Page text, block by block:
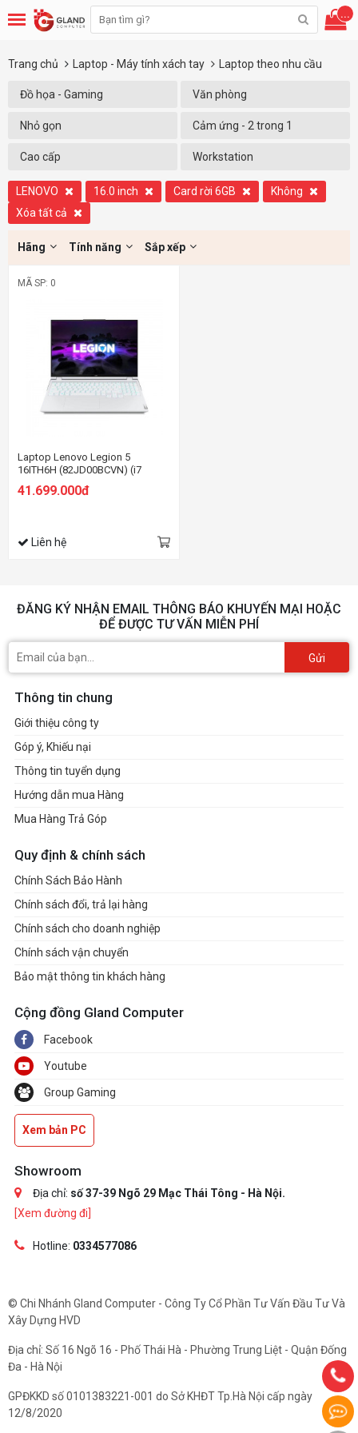
...
Trang chủ Laptop - Máy tính xách tay Laptop theo nhu cầu
Đồ họa - Gaming Văn phòng
Nhỏ gọn Cảm ứng - 2 trong 1
Cao cấp Workstation
LENOVO 16.0 inch Card rời 6GB
Không
Xóa tất cả
Hãng Tính năng Sắp xếp
MÃ SP: 0
Laptop Lenovo Legion 5
16ITH6H (82JD00BCVN) (i7
SSD/16 WQXGA 165hz/RTX3060
41.699.000đ
Liên hệ
ĐĂNG KÝ NHẬN EMAIL THÔNG BÁO KHUYẾN MẠI HOẶC
ĐỂ ĐƯỢC TƯ VẤN MIỄN PHÍ
Gửi
Thông tin chung
Giới thiệu công ty
Góp ý, Khiếu nại
Thông tin tuyển dụng
Hướng dẫn mua Hàng
Mua Hàng Trả Góp
Quy định & chính sách
Chính Sách Bảo Hành
Chính sách đổi, trả lại hàng
Chính sách cho doanh nghiệp
Chính sách vận chuyển
Bảo mật thông tin khách hàng
Cộng đồng Gland Computer
Facebook
Youtube
Group Gaming
Xem bản PC
Showroom
Địa chỉ: số 37-39 Ngõ 29 Mạc Thái Tông - Hà Nội.
[Xem đường đi]
Hotline: 0334577086
© Chi Nhánh Gland Computer - Công Ty Cổ Phần Tư Vấn Đầu Tư Và
Xây Dựng HVD
Địa chỉ: Số 16 Ngõ 16 - Phố Thái Hà - Phường Trung Liệt - Quận Đống
Đa - Hà Nội
GPĐKKD số 0101383221-001 do Sở KHĐT Tp.Hà Nội cấp ngày
12/8/2020